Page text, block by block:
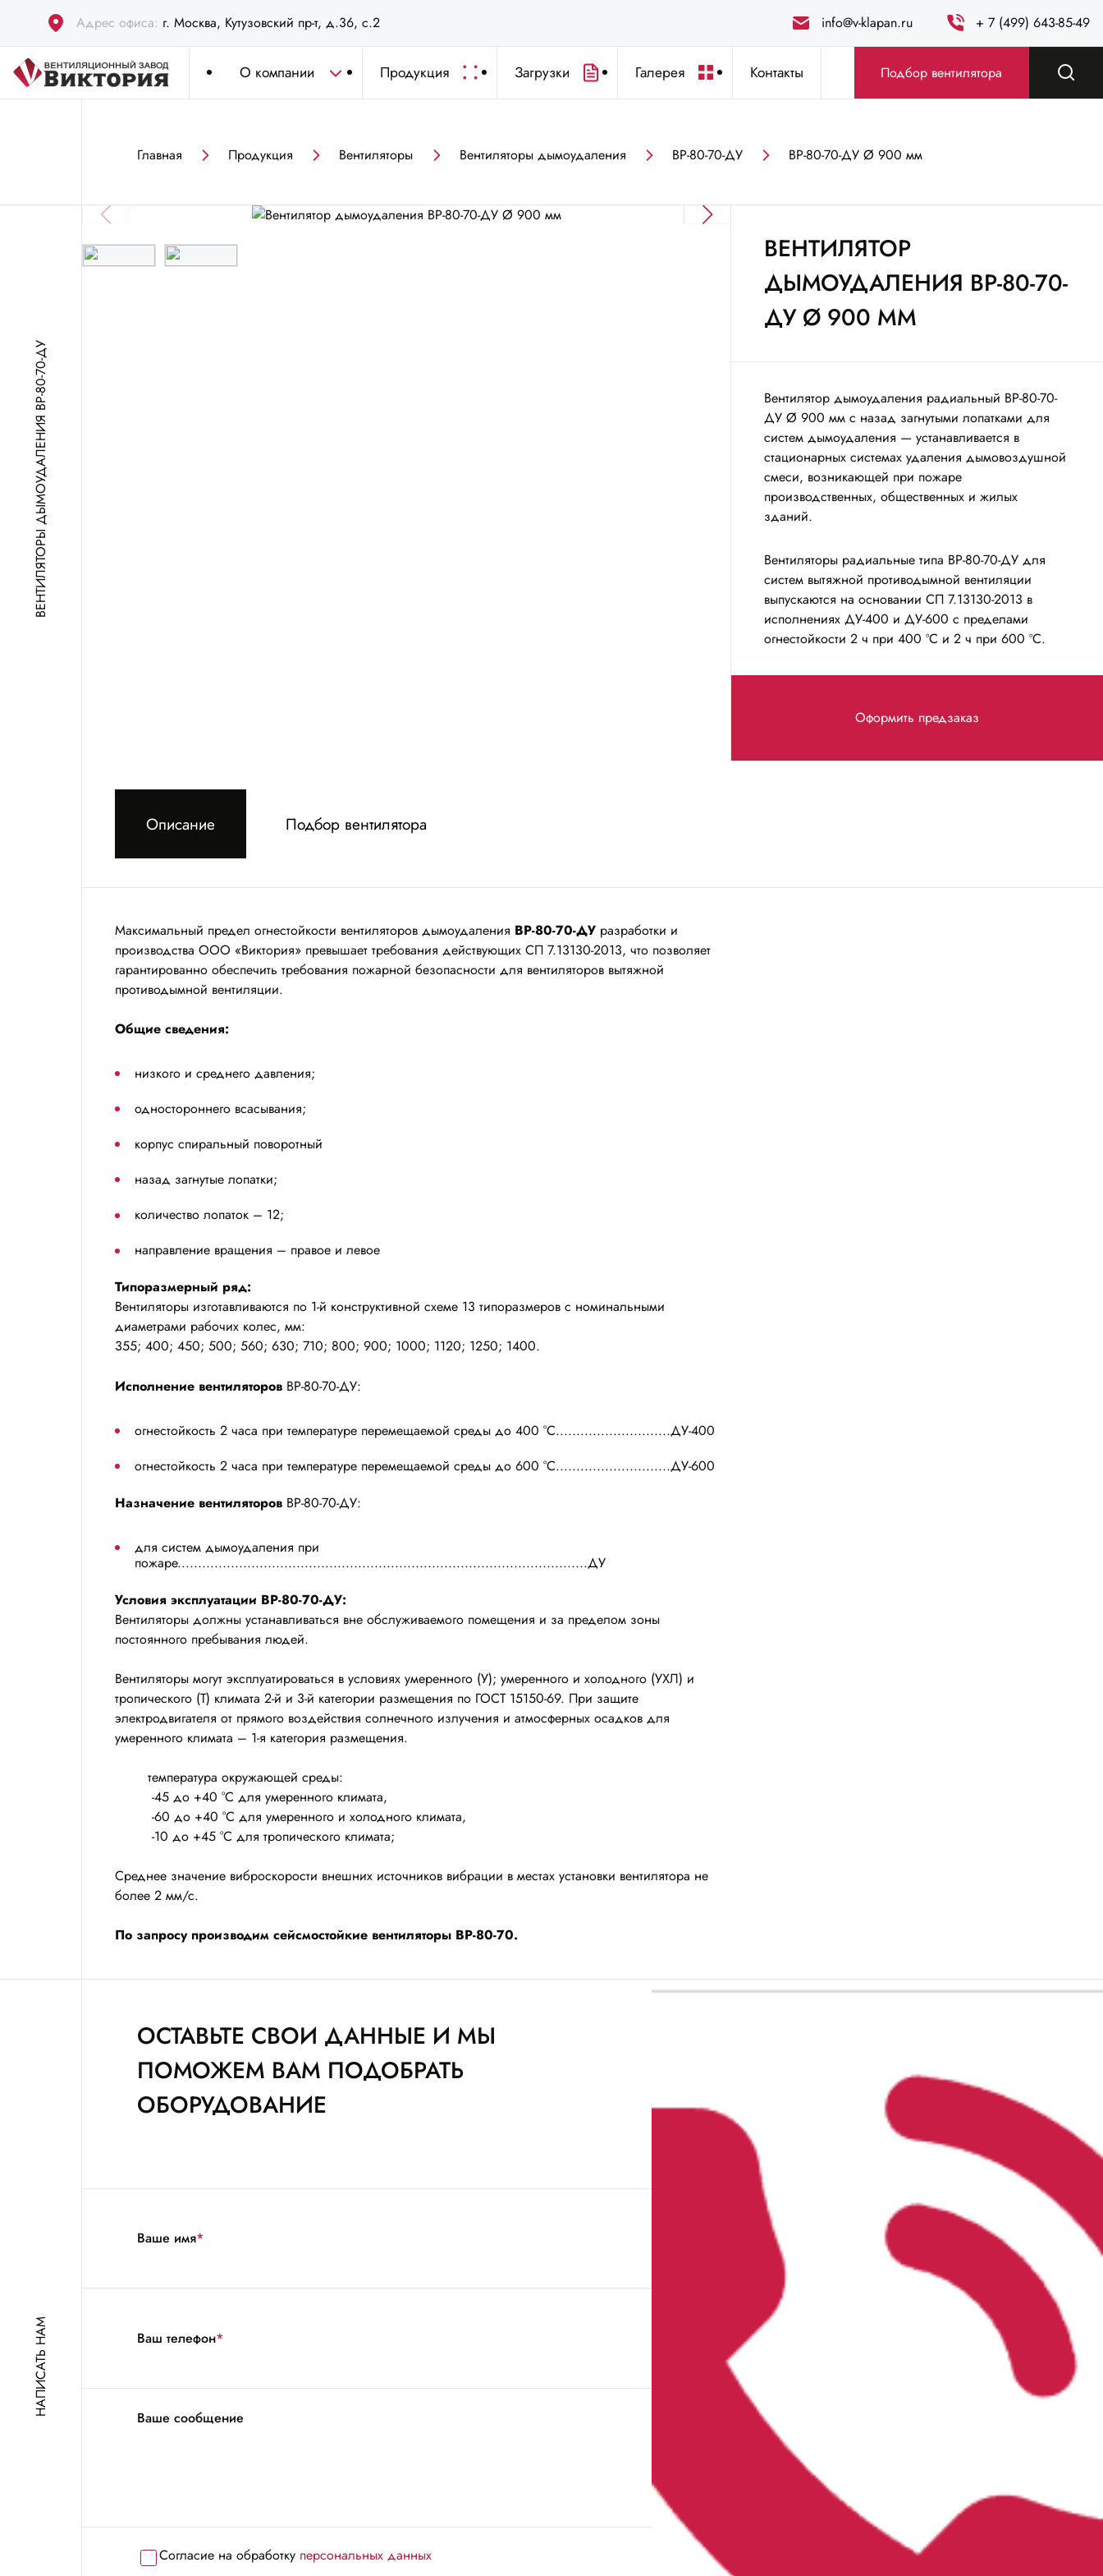
Адрес офиса: г. Москва, Кутузовский пр-т, д.36, с.2 info@v-klapan.ru + 7 (499) 643-85-49
О компании Продукция Загрузки Галерея Контакты Подбор вентилятора
Главная Продукция Вентиляторы Вентиляторы дымоудаления ВР-80-70-ДУ ВР-80-70-ДУ Ø 900 мм
ВЕНТИЛЯТОРЫ ДЫМОУДАЛЕНИЯ ВР-80-70-ДУ
ВЕНТИЛЯТОР
ДЫМОУДАЛЕНИЯ ВР-80-70-
ДУ Ø 900 ММ
Вентилятор дымоудаления радиальный ВР-80-70-
ДУ Ø 900 мм с назад загнутыми лопатками для
систем дымоудаления — устанавливается в
стационарных системах удаления дымовоздушной
смеси, возникающей при пожаре
производственных, общественных и жилых
зданий.
Вентиляторы радиальные типа ВР-80-70-ДУ для
систем вытяжной противодымной вентиляции
выпускаются на основании СП 7.13130-2013 в
исполнениях ДУ-400 и ДУ-600 с пределами
огнестойкости 2 ч при 400 ºС и 2 ч при 600 ºС.
Оформить предзаказ
Описание Подбор вентилятора
Максимальный предел огнестойкости вентиляторов дымоудаления ВР-80-70-ДУ разработки и
производства ООО «Виктория» превышает требования действующих СП 7.13130-2013, что позволяет
гарантированно обеспечить требования пожарной безопасности для вентиляторов вытяжной
противодымной вентиляции.
Общие сведения:
низкого и среднего давления;
одностороннего всасывания;
корпус спиральный поворотный
назад загнутые лопатки;
количество лопаток – 12;
направление вращения – правое и левое
Типоразмерный ряд:
Вентиляторы изготавливаются по 1-й конструктивной схеме 13 типоразмеров с номинальными
диаметрами рабочих колес, мм:
355; 400; 450; 500; 560; 630; 710; 800; 900; 1000; 1120; 1250; 1400.
Исполнение вентиляторов ВР-80-70-ДУ:
огнестойкость 2 часа при температуре перемещаемой среды до 400 °С............................ДУ-400
огнестойкость 2 часа при температуре перемещаемой среды до 600 °С............................ДУ-600
Назначение вентиляторов ВР-80-70-ДУ:
для систем дымоудаления при
пожаре....................................................................................................ДУ
Условия эксплуатации ВР-80-70-ДУ:
Вентиляторы должны устанавливаться вне обслуживаемого помещения и за пределом зоны
постоянного пребывания людей.
Вентиляторы могут эксплуатироваться в условиях умеренного (У); умеренного и холодного (УХЛ) и
тропического (Т) климата 2-й и 3-й категории размещения по ГОСТ 15150-69. При защите
электродвигателя от прямого воздействия солнечного излучения и атмосферных осадков для
умеренного климата – 1-я категория размещения.
температура окружающей среды:
-45 до +40 °С для умеренного климата,
-60 до +40 °С для умеренного и холодного климата,
-10 до +45 °С для тропического климата;
Среднее значение виброскорости внешних источников вибрации в местах установки вентилятора не
более 2 мм/с.
По запросу производим сейсмостойкие вентиляторы ВР-80-70.
НАПИСАТЬ НАМ
ОСТАВЬТЕ СВОИ ДАННЫЕ И МЫ
ПОМОЖЕМ ВАМ ПОДОБРАТЬ
ОБОРУДОВАНИЕ
Ваше имя*
Ваш телефон*
Ваше сообщение
Согласие на обработку персональных данных